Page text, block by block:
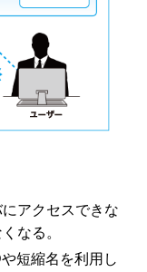
アクセスできな
なる。
短縮名を利用し